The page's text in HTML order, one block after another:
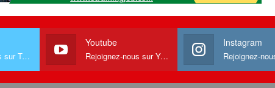
Rejoignez-nous sur Twitter
Youtube
Rejoignez-nous sur Youtube
Instagram